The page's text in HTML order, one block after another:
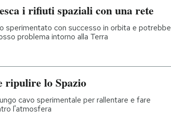
i rifiuti spaziali con una rete
sperimentato con successo in orbita e potrebbe
problema intorno alla Terra
ripulire lo Spazio
cavo sperimentale per rallentare e fare
l'atmosfera